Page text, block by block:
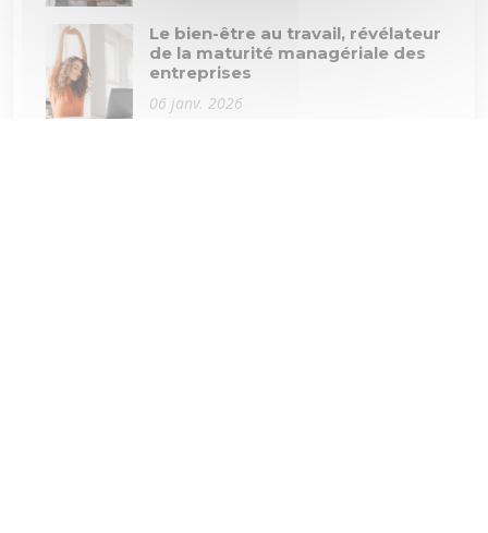
Le bien-être au travail, révélateur
de la maturité managériale des
entreprises
06 janv. 2026